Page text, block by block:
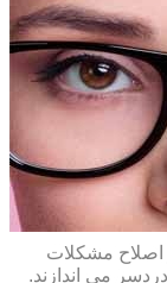
اصلاح مشکلات
می اندازند.